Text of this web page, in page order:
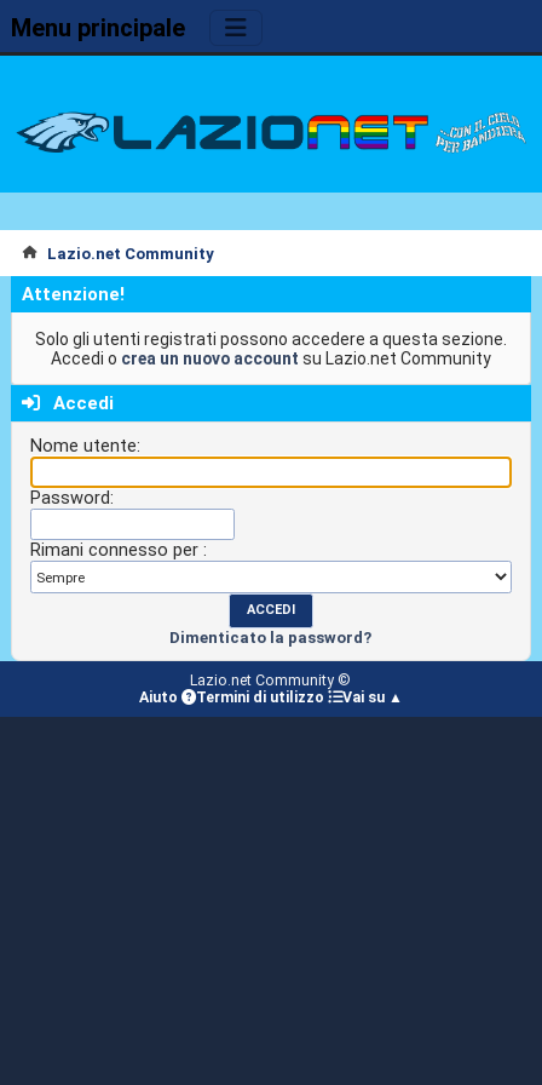
Menu principale
Lazio.net Community
Attenzione!
Solo gli utenti registrati possono accedere a questa sezione.
Accedi o crea un nuovo account su Lazio.net Community
Accedi
Nome utente:
Password:
Rimani connesso per :
Dimenticato la password?
Lazio.net Community ©
Aiuto
Termini di utilizzo Vai su ▲